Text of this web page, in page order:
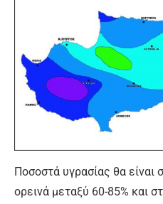
Ποσοστά υγρασίας θα είναι
ορεινά μεταξύ 60-85% και